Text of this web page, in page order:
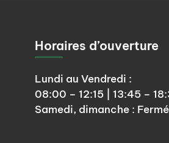
Menuisier à Chalonnes sur Loire, La
Menuisier à La Possonnière, Saint Laurent de la
Menuisier à Saint Aubin de Luigné, Trélazé, Saint
Horaires d’ouverture
Lundi au Vendredi :
08:00 – 12:15 | 13:45 –
Samedi, dimanche : Fermé